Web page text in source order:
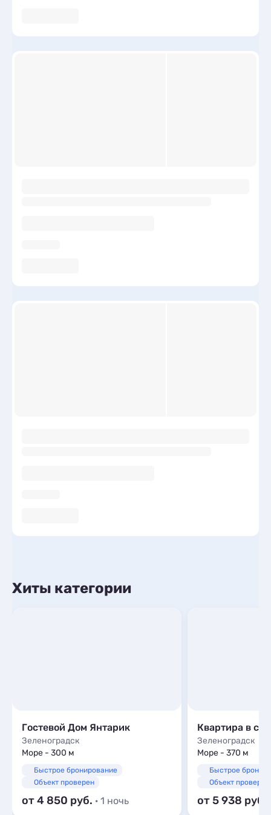
Хиты категории
Гостевой Дом Янтарик
Зеленоградск
Море - 300 м
Быстрое бронирование
Объект проверен
от 4 850 · 1 ночь
Квартира в
Зеленоградск
Море - 370 м
Быстрое
Объект проверен
от 5 938